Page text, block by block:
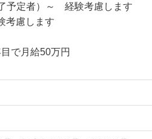
予定者）～ 経験考慮します
考慮します
で月給50万円